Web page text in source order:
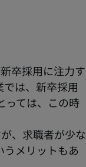
卒採用に注力す
は、新卒採用
っては、この時
、求職者が少な
うメリットもあ